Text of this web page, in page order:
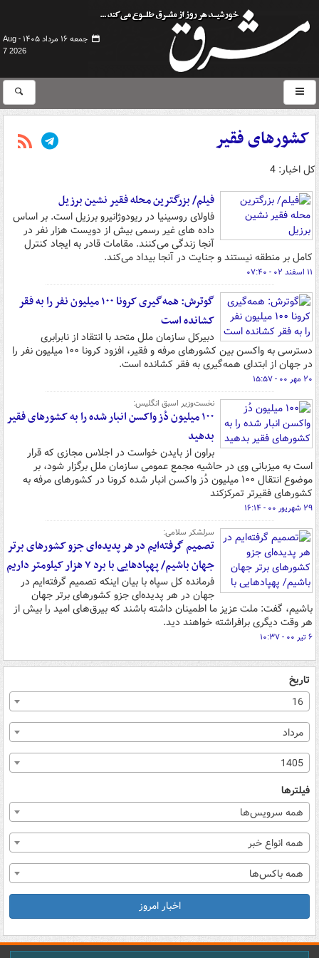
جمعه ۱۶ مرداد ۱۴۰۵ -
Aug
7 2026
کشورهای فقیر
کل اخبار: 4
فیلم/ بزرگترین محله فقیر نشین برزیل
فاولای روسینیا در ریودوژانیرو برزیل است. بر اساس
داده های غیر رسمی بیش از دویست هزار نفر در
آنجا زندگی می‌کنند. مقامات قادر به ایجاد کنترل
کامل بر منطقه نیستند و جنایت در آنجا بیداد می‌کند.
۱۱ اسفند ۰۲ - ۰۷:۴۰
گوترش: همه‌گیری کرونا ۱۰۰ میلیون نفر را به فقر
کشانده است
دبیرکل سازمان ملل متحد با انتقاد از نابرابری
دسترسی به واکسن بین کشورهای مرفه و فقیر، افزود کرونا ۱۰۰ میلیون نفر را
در جهان از ابتدای همه‌گیری به فقر کشانده است.
۲۰ مهر ۰۰ - ۱۵:۵۷
نخست‌وزیر اسبق انگلیس:
۱۰۰ میلیون دُز واکسن انبار شده را به کشورهای فقیر
بدهید
براون از بایدن خواست در اجلاس مجازی که قرار
است به میزبانی وی در حاشیه مجمع عمومی سازمان ملل برگزار شود، بر
موضوع انتقال ۱۰۰ میلیون دُز واکسن انبار شده کرونا در کشورهای مرفه به
کشورهای فقیرتر تمرکزکند
۲۹ شهریور ۰۰ - ۱۶:۱۴
سرلشکر سلامی:
تصمیم گرفته‌ایم در هر پدیده‌ای جزو کشورهای برتر
جهان باشیم/ پهپادهایی با برد ۷ هزار کیلومتر داریم
فرمانده کل سپاه با بیان اینکه تصمیم گرفته‌ایم در
جهان در هر پدیده‌ای جزو کشورهای برتر جهان
باشیم، گفت: ملت عزیز ما اطمینان داشته باشند که بیرق‌های امید را بیش از
هر وقت دیگری برافراشته خواهند دید.
۶ تیر ۰۰ - ۱۰:۳۷
تاریخ
16
مرداد
1405
فیلترها
همه سرویس‌ها
همه انواع خبر
همه باکس‌ها
اخبار امروز